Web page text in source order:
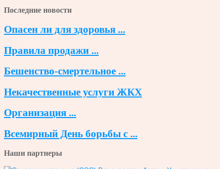
Последние новости
Опасен ли для здоровья ...
Правила продажи ...
Бешенство-смертельное ...
Некачественные услуги ЖКХ
Организация ...
Всемирный День борьбы с ...
Наши партнеры